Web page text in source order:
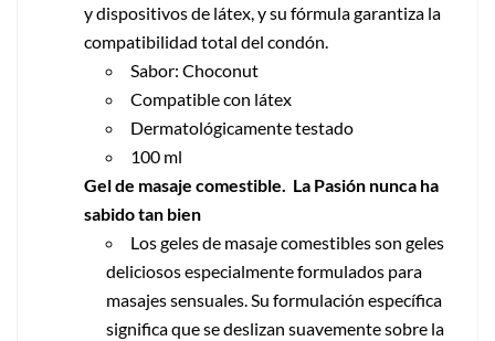
y dispositivos de látex, y su fórmula garantiza la
compatibilidad total del condón.
Sabor: Choconut
Compatible con látex
Dermatológicamente testado
100 ml
Gel de masaje comestible. La Pasión nunca ha
sabido tan bien
Los geles de masaje comestibles son geles
deliciosos especialmente formulados para
masajes sensuales. Su formulación específica
significa que se deslizan suavemente sobre la